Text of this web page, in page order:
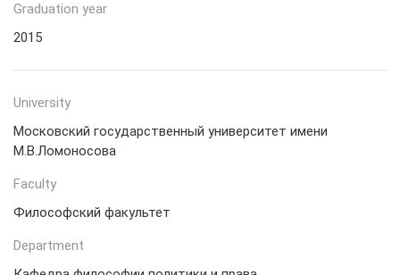
Graduation year
2015
University
Московский государственный университет имени
М.В.Ломоносова
Faculty
Философский факультет
Department